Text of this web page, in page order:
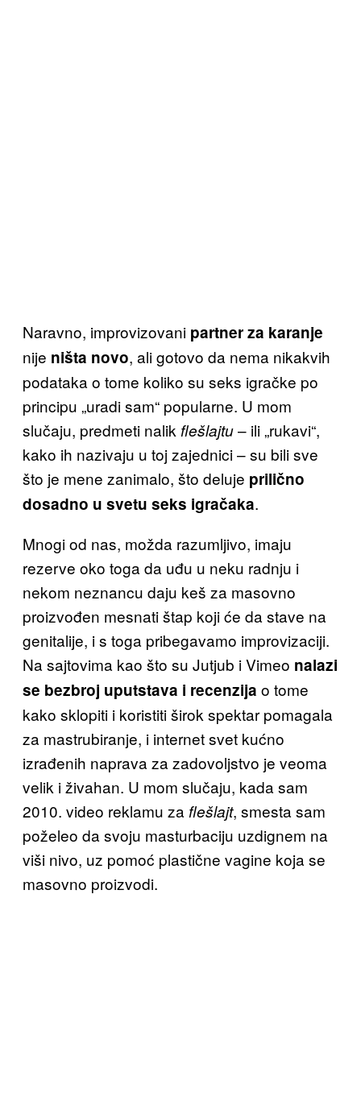
Naravno, improvizovani partner za karanje
nije ništa novo, ali gotovo da nema nikakvih
podataka o tome koliko su seks igračke po
principu „uradi sam“ popularne. U mom
slučaju, predmeti nalik flešlajtu– ili „rukavi“,
kako ih nazivaju u toj zajednici – su bili sve
što je mene zanimalo, što deluje prilično
dosadno u svetu seks igračaka.
Mnogi od nas, možda razumljivo, imaju
rezerve oko toga da uđu u neku radnju i
nekom neznancu daju keš za masovno
proizvođen mesnati štap koji će da stave na
genitalije, i s toga pribegavamo improvizaciji.
Na sajtovima kao što su Jutjub i Vimeo nalazi
se bezbroj uputstava i recenzija o tome
kako sklopiti i koristiti širok spektar pomagala
za mastrubiranje, i internet svet kućno
izrađenih naprava za zadovoljstvo je veoma
velik i živahan. U mom slučaju, kada sam
2010. video reklamu za flešlajt, smesta sam
poželeo da svoju masturbaciju uzdignem na
viši nivo, uz pomoć plastične vagine koja se
masovno proizvodi.